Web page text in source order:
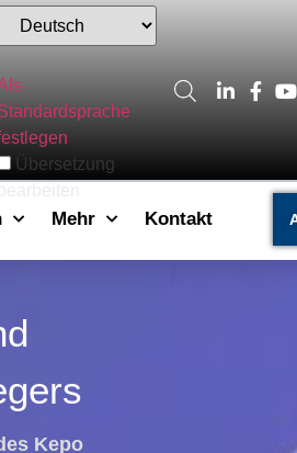
Übersetzung
Mehr Kontakt
Kepo